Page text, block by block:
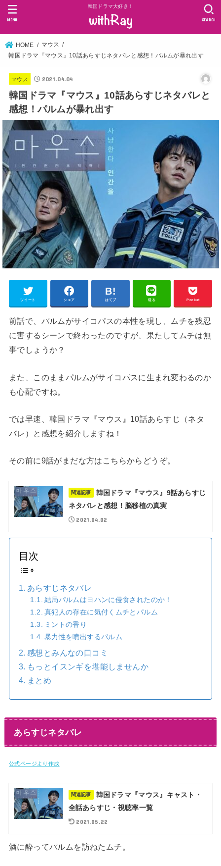
韓国ドラマ大好き！
SEARCH
MENU
HOME
マウス
韓国ドラマ『マウス』10話あらすじネタバレと感想！パルムが暴れ出す
マウス 2021.04.04
韓国ドラマ『マウス』10話あらすじネタバレと
感想！パルムが暴れ出す
ツイート シェア はてブ 送る Pocket
前話で、パルムがサイコパスの本性を現し、ムチを残忍
に害するシーンで終わったのですが、果たしてムチは無
事でしょうか？
また、このままパルムがサイコパスに生まれ変わるのか
も心配ですね。
では早速、韓国ドラマ『マウス』10話あらすじ（ネタ
バレ）と感想を紹介しますね！
その前に9話がまだな方はこちらからどうぞ。
関連記事
韓国ドラマ『マウス』9話あらすじ
ネタバレと感想！脳移植の真実
2021.04.02
目次
あらすじネタバレ
結局パルムはヨハンに侵食されたのか！
真犯人の存在に気付くムチとパルム
ミントの香り
暴力性を噴出するパルム
感想とみんなの口コミ
もっとイスンギを堪能しませんか
まとめ
あらすじネタバレ
公式ページより作成
関連記事
韓国ドラマ『マウス』キャスト・
全話あらすじ・視聴率一覧
2021.05.22
酒に酔ってパルムを訪ねたムチ。